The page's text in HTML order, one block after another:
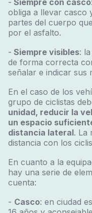
- Siempre con casco
obliga a llevar casco
partes del cuerpo
por el asfalto.
- Siempre visibles:
de forma correcta
señalar e indicar sus
En el caso de los
grupo de ciclistas
unidad, reducir la
un espacio
distancia lateral. La
distancia con los
En cuanto a la
hay una serie de
cuenta:
- Casco: en ciudad